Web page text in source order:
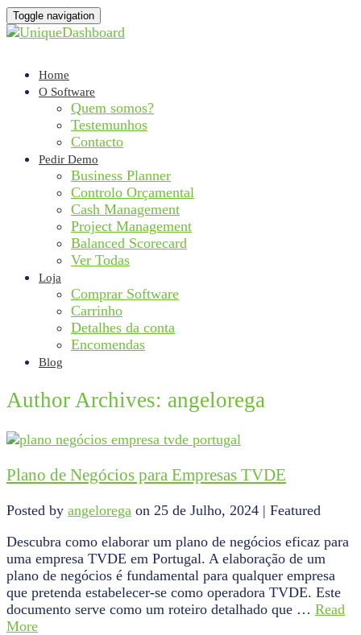
Toggle navigation
Home
O Software
Quem somos?
Testemunhos
Contacto
Pedir Demo
Business Planner
Controlo Orçamental
Cash Management
Project Management
Balanced Scorecard
Ver Todas
Loja
Comprar Software
Carrinho
Detalhes da conta
Encomendas
Blog
Author Archives: angelorega
Plano de Negócios para Empresas TVDE
Posted by angelorega on 25 de Julho, 2024 | Featured
Descubra como elaborar um plano de negócios eficaz para
uma empresa TVDE em Portugal. A elaboração de um
plano de negócios é fundamental para qualquer empresa
que pretenda estabelecer-se como operadora TVDE. Este
documento serve como um roteiro detalhado que … Read
More